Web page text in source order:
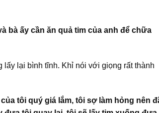
bà ấy cần ăn quả tim của anh để chữa
lấy lại bình tĩnh. Khỉ nói với giọng rất thành
tôi quý giá lắm, tôi sợ làm hỏng nên